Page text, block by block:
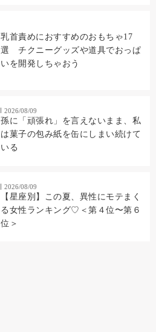
乳首責めにおすすめのおもちゃ17
選 チクニーグッズや道具でおっぱ
いを開発しちゃおう
2026/08/09
孫に「頑張れ」を言えないまま、私
は菓子の包み紙を缶にしまい続けて
いる
2026/08/09
【星座別】この夏、異性にモテまく
る女性ランキング♡＜第４位〜第６
位＞